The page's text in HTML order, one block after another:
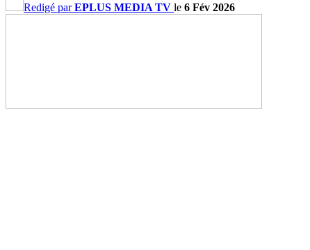
Redigé parEPLUS MEDIA TV le 6 Fév 2026